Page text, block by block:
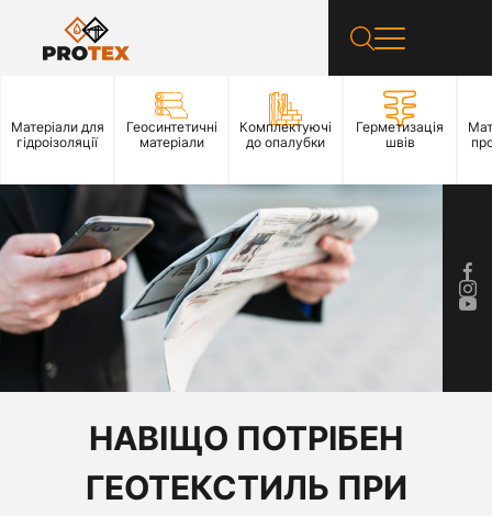
Матеріали для
гідроізоляції
Геосинтетичні
матеріали
Комплектуючі
до опалубки
Герметизація
швів
НАВІЩО ПОТРІБЕН
ГЕОТЕКСТИЛЬ ПРИ